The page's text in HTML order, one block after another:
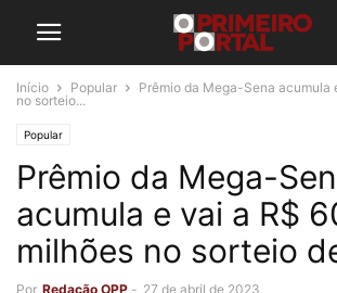
Início Popular
Prêmio da Mega-Sena acumula
no sorteio...
Popular
Prêmio da Mega-
acumula e vai a R$
milhões no sorteio
Por Redação OPP - 27 de abril de 2023